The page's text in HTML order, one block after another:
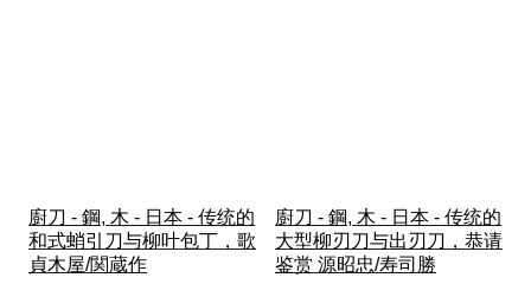
廚刀 - 鋼, 木 - 日本 - 传统的
和式蛸引刀与柳叶包丁，歌
貞木屋/関蔵作
廚刀 - 鋼, 木 - 日本 - 传统的
大型柳刃刀与出刃刀，恭请
鉴赏 源昭忠/寿司勝